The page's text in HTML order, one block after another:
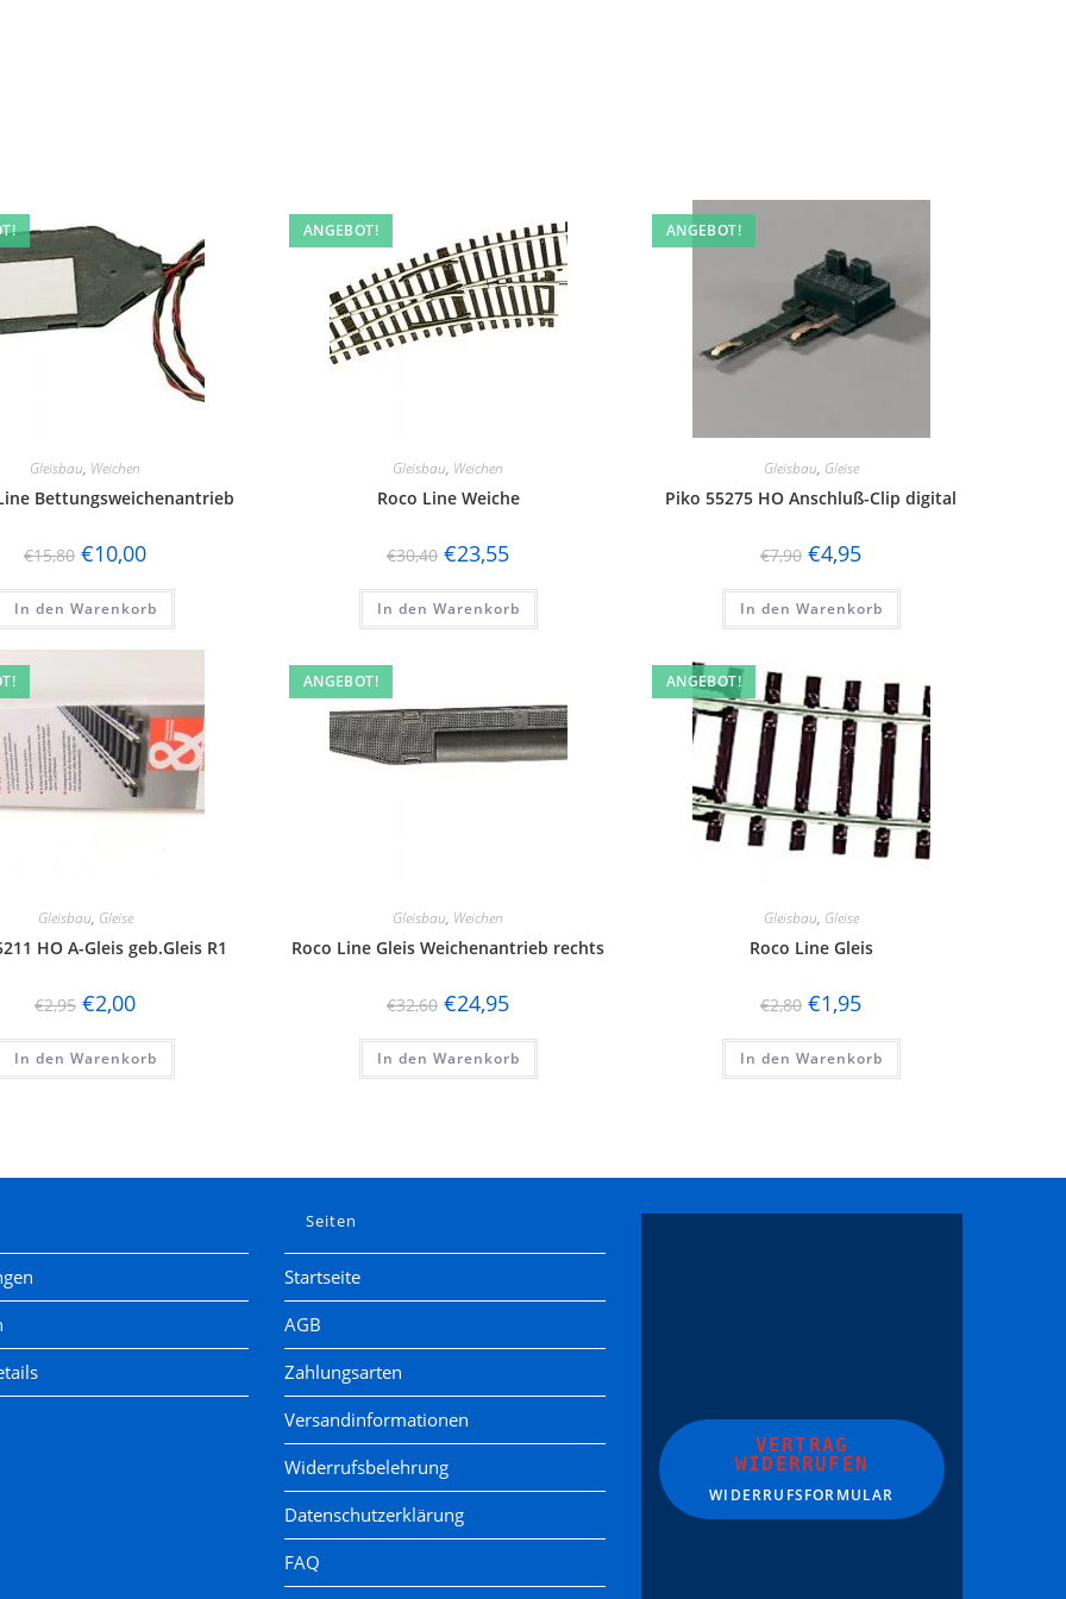
Gleisbau, Weichen
Bettungsweichenantrieb
€15,80 €10,00
In den Warenkorb
ANGEBOT!
Gleisbau, Weichen
Roco Line Weiche
€30,40 €23,55
In den Warenkorb
ANGEBOT!
Gleisbau, Gleise
Piko 55275 HO Anschluß-Clip digital
€7,90 €4,95
In den Warenkorb
Gleisbau, Gleise
HO A-Gleis geb.Gleis R1
€2,95 €2,00
In den Warenkorb
ANGEBOT!
Gleisbau, Weichen
Roco Line Gleis Weichenantrieb rechts
€32,60 €24,95
In den Warenkorb
ANGEBOT!
Gleisbau, Gleise
Roco Line Gleis
€2,80 €1,95
In den Warenkorb
Seiten
Startseite
AGB
Zahlungsarten
Versandinformationen
Widerrufsbelehrung
Datenschutzerklärung
FAQ
VERTRAG
WIDERRUFEN
WIDERRUFSFORMULAR